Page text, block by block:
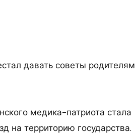
давать советы родителям
медика-патриота стала
на территорию государства.